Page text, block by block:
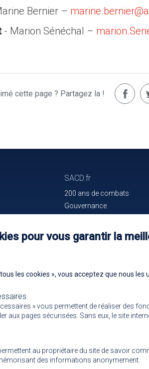
Bernier –
- Marion Sénéchal –
cette page ? Partagez la !
SACD.fr
200 ans de combats
Gouvernance
Communiqués de presse
Oeuvres en cours
pour vous garantir la
les cookies », vous acceptez que nous les
» vous permettent de réaliser des
aux pages sécurisées. Sans eux, le site
au propriétaire du site de savoir
des informations anonymement.